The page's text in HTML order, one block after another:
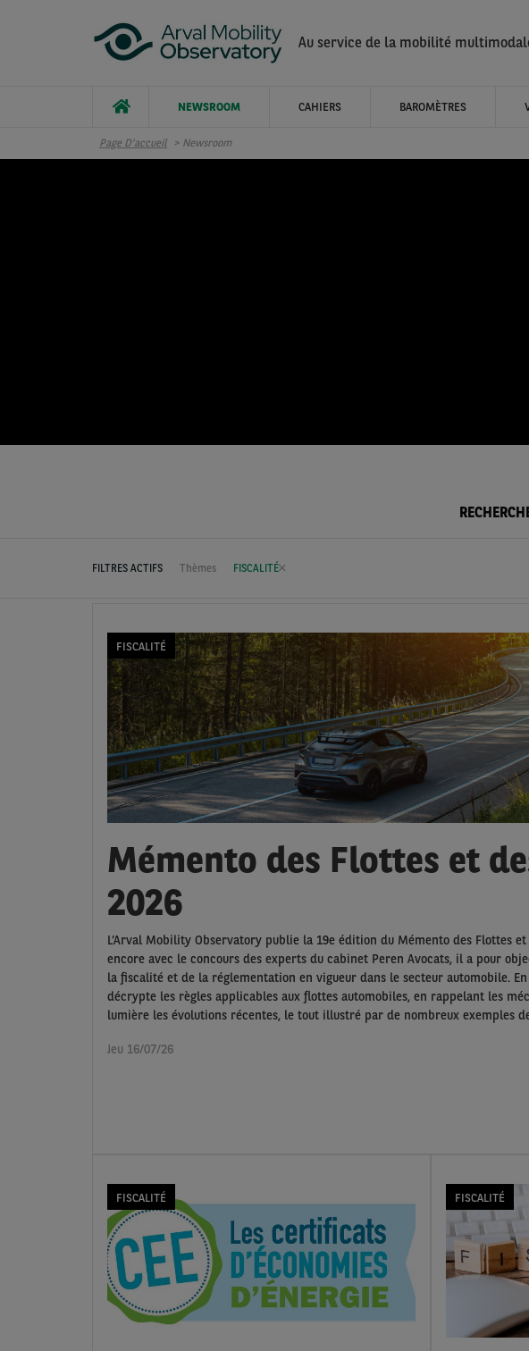
Au service de la mobilité
NEWSROOM CAHIERS BAROMÈTRES
Page D’accueil Newsroom
FILTRES ACTIFS Thèmes FISCALITÉ
FISCALITÉ
Mémento des Flottes et
2026
L’Arval Mobility Observatory publie la 19e édition du Mémento des Flottes
encore avec le concours des experts du cabinet Peren Avocats, il a pour
la fiscalité et de la réglementation en vigueur dans le secteur automobile.
décrypte les règles applicables aux flottes automobiles, en rappelant les
lumière les évolutions récentes, le tout illustré par de nombreux exemples
Jeu 16/07/26
FISCALITÉ FISCALITÉ